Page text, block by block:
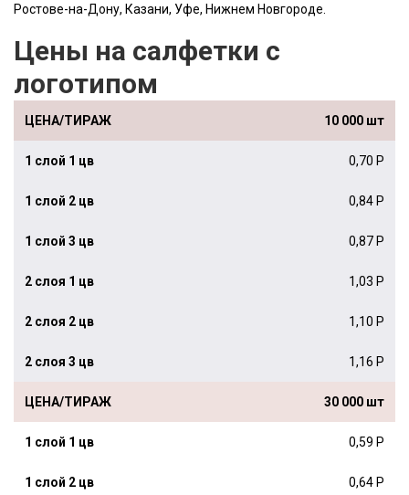
Ростове-на-Дону, Казани, Уфе, Нижнем Новгороде.
Цены на салфетки с
логотипом
10 000 шт
0,70 Р
0,84 Р
0,87 Р
1,03 Р
1,10 Р
1,16 Р
30 000 шт
0,59 Р
0,64 Р